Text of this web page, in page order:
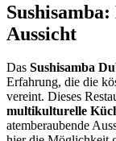
Aussicht
Das Sushisamba
Erfahrung, die die
vereint. Dieses
multikulturelle
atemberaubende